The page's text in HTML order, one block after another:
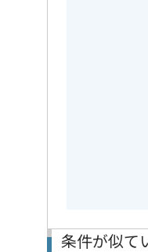
スニーカー
今回は自社
Flutterおよ
基本的には
条件が似て